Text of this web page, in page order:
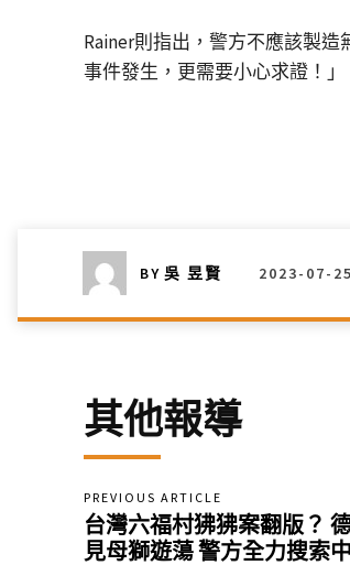
Rainer則指出，警方不應該製
事件發生，更需要小心求證！」
BY 吳 昱賢 2023-07-25
其他報導
PREVIOUS ARTICLE
台灣六福村狒狒案翻版？
見母獅遊蕩 警方全力搜索中